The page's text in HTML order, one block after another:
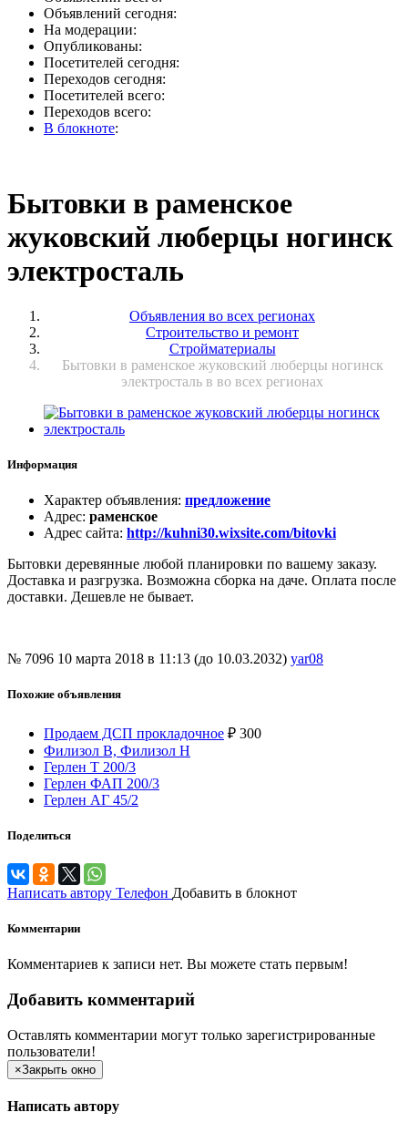
Объявлений сегодня:
На модерации:
Опубликованы:
Посетителей сегодня:
Переходов сегодня:
Посетителей всего:
Переходов всего:
В блокноте:
Бытовки в раменское
жуковский люберцы ногинск
электросталь
Объявления во всех регионах
Строительство и ремонт
Стройматериалы
Бытовки в раменское жуковский люберцы ногинск
электросталь в во всех регионах
Информация
Характер объявления: предложение
Адрес: раменское
Адрес сайта: http://kuhni30.wixsite.com/bitovki
Бытовки деревянные любой планировки по вашему заказу.
Доставка и разгрузка. Возможна сборка на даче. Оплата после
доставки. Дешевле не бывает.
№ 7096 10 марта 2018 в 11:13 (до 10.03.2032) yar08
Похожие объявления
Продаем ДСП прокладочное ₽ 300
Филизол В, Филизол Н
Герлен Т 200/3
Герлен ФАП 200/3
Герлен АГ 45/2
Поделиться
Написать автору Телефон Добавить в блокнот
Комментарии
Комментариев к записи нет. Вы можете стать первым!
Добавить комментарий
Оставлять комментарии могут только зарегистрированные
пользователи!
×Закрыть окно
Написать автору